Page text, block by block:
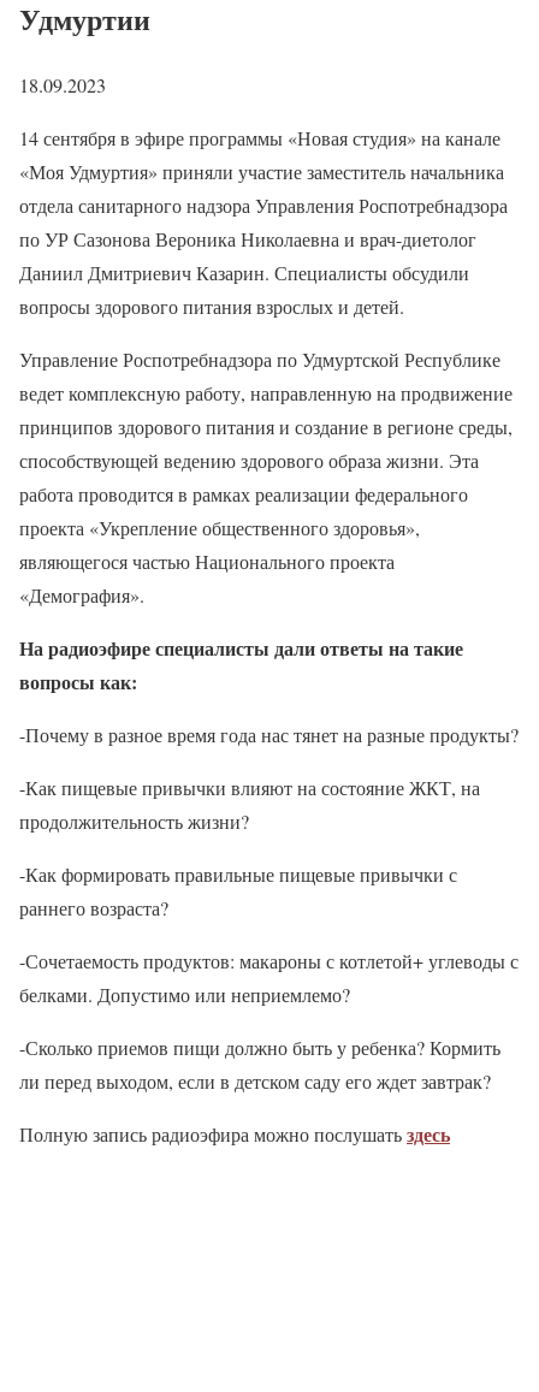
Удмуртии
18.09.2023
14 сентября в эфире программы «Новая студия» на канале
«Моя Удмуртия» приняли участие заместитель начальника
отдела санитарного надзора Управления Роспотребнадзора
по УР Сазонова Вероника Николаевна и врач-диетолог
Даниил Дмитриевич Казарин. Специалисты обсудили
вопросы здорового питания взрослых и детей.
Управление Роспотребнадзора по Удмуртской Республике
ведет комплексную работу, направленную на продвижение
принципов здорового питания и создание в регионе среды,
способствующей ведению здорового образа жизни. Эта
работа проводится в рамках реализации федерального
проекта «Укрепление общественного здоровья»,
являющегося частью Национального проекта
«Демография».
На радиоэфире специалисты дали ответы на такие
вопросы как:
-Почему в разное время года нас тянет на разные продукты?
-Как пищевые привычки влияют на состояние ЖКТ, на
продолжительность жизни?
-Как формировать правильные пищевые привычки с
раннего возраста?
-Сочетаемость продуктов: макароны с котлетой+ углеводы с
белками. Допустимо или неприемлемо?
-Сколько приемов пищи должно быть у ребенка? Кормить
ли перед выходом, если в детском саду его ждет завтрак?
Полную запись радиоэфира можно послушатьздесь